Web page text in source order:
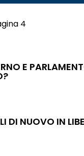
4
E
DI NUOVO IN